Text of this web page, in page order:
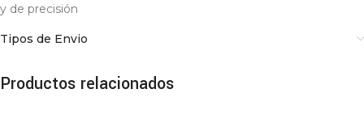
y de precisión
Tipos de Envio
Productos relacionados